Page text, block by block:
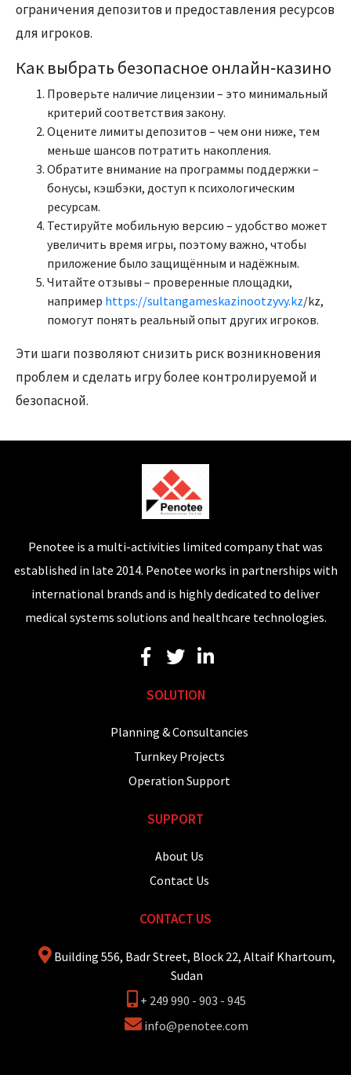
ограничения депозитов и предоставления ресурсов
для игроков.
Как выбрать безопасное онлайн‑казино
Проверьте наличие лицензии – это минимальный
критерий соответствия закону.
Оцените лимиты депозитов – чем они ниже, тем
меньше шансов потратить накопления.
Обратите внимание на программы поддержки –
бонусы, кэшбэки, доступ к психологическим
ресурсам.
Тестируйте мобильную версию – удобство может
увеличить время игры, поэтому важно, чтобы
приложение было защищённым и надёжным.
Читайте отзывы – проверенные площадки,
например https://sultangameskazinootzyvy.kz/kz,
помогут понять реальный опыт других игроков.
Эти шаги позволяют снизить риск возникновения
проблем и сделать игру более контролируемой и
безопасной.
Penotee is a multi-activities limited company that was
established in late 2014. Penotee works in partnerships with
international brands and is highly dedicated to deliver
medical systems solutions and healthcare technologies.
SOLUTION
Planning & Consultancies
Turnkey Projects
Operation Support
SUPPORT
About Us
Contact Us
CONTACT US
Building 556, Badr Street, Block 22, Altaif Khartoum,
Sudan
+ 249 990 - 903 - 945
info@penotee.com